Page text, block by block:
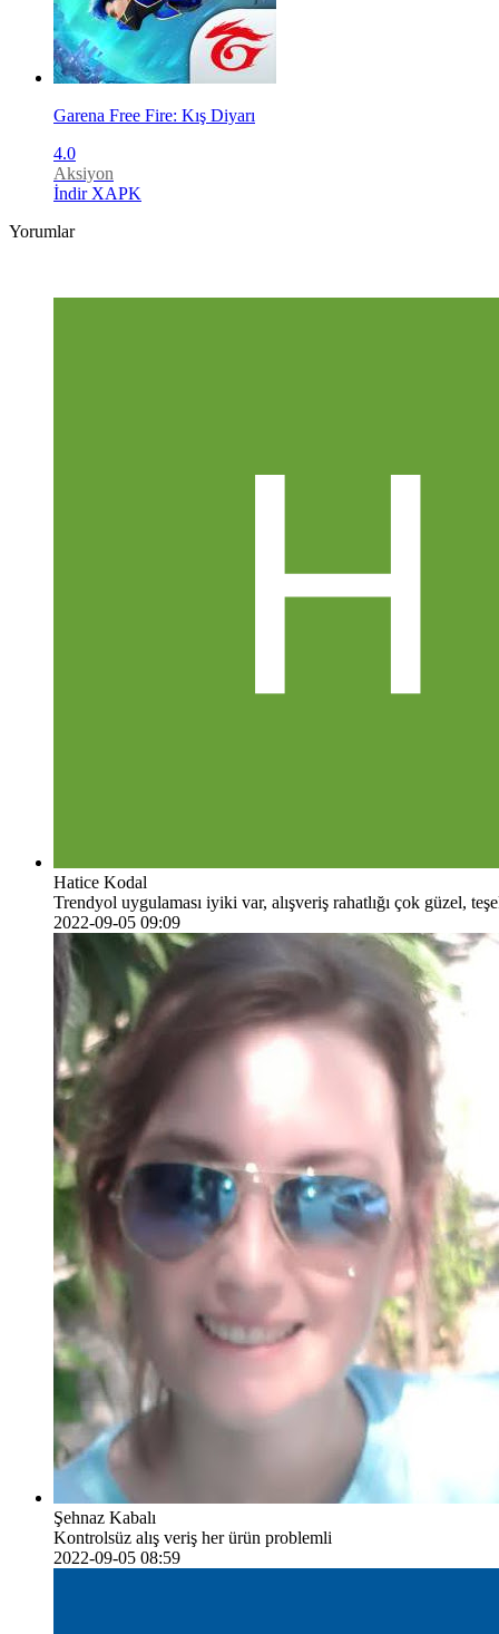
Garena Free Fire: Kış Diyarı
4.0
Aksiyon
İndir XAPK
Yorumlar
Hatice Kodal
Trendyol uygulaması iyiki var, alışveriş rahatlığı çok güzel,
2022-09-05 09:09
Şehnaz Kabalı
Kontrolsüz alış veriş her ürün problemli
2022-09-05 08:59